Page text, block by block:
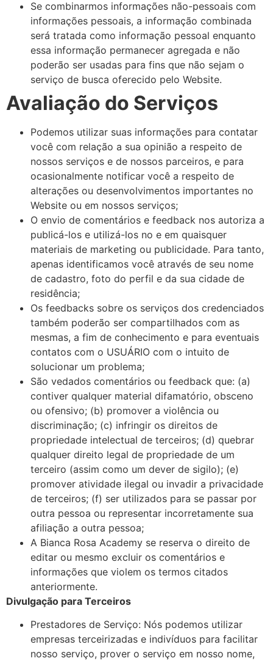
Se combinarmos informações não-pessoais com
informações pessoais, a informação combinada
será tratada como informação pessoal enquanto
essa informação permanecer agregada e não
poderão ser usadas para fins que não sejam o
serviço de busca oferecido pelo Website.
Avaliação do Serviços
Podemos utilizar suas informações para contatar
você com relação a sua opinião a respeito de
nossos serviços e de nossos parceiros, e para
ocasionalmente notificar você a respeito de
alterações ou desenvolvimentos importantes no
Website ou em nossos serviços;
O envio de comentários e feedback nos autoriza a
publicá-los e utilizá-los no e em quaisquer
materiais de marketing ou publicidade. Para tanto,
apenas identificamos você através de seu nome
de cadastro, foto do perfil e da sua cidade de
residência;
Os feedbacks sobre os serviços dos credenciados
também poderão ser compartilhados com as
mesmas, a fim de conhecimento e para eventuais
contatos com o USUÁRIO com o intuito de
solucionar um problema;
São vedados comentários ou feedback que: (a)
contiver qualquer material difamatório, obsceno
ou ofensivo; (b) promover a violência ou
discriminação; (c) infringir os direitos de
propriedade intelectual de terceiros; (d) quebrar
qualquer direito legal de propriedade de um
terceiro (assim como um dever de sigilo); (e)
promover atividade ilegal ou invadir a privacidade
de terceiros; (f) ser utilizados para se passar por
outra pessoa ou representar incorretamente sua
afiliação a outra pessoa;
A Bianca Rosa Academy se reserva o direito de
editar ou mesmo excluir os comentários e
informações que violem os termos citados
anteriormente.
Divulgação para Terceiros
Prestadores de Serviço: Nós podemos utilizar
empresas terceirizadas e indivíduos para facilitar
nosso serviço, prover o serviço em nosso nome,